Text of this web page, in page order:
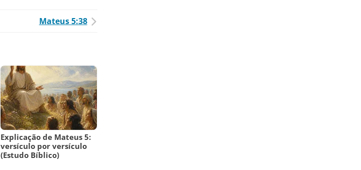
Mateus 5:38
Explicação de Mateus 5:
versículo por versículo
(Estudo Bíblico)